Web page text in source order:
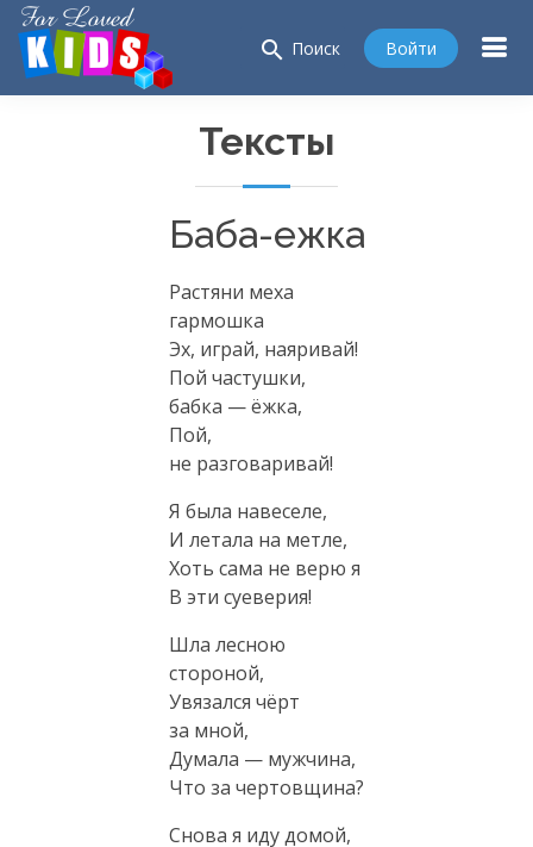
search Поиск Войти
Тексты
Баба-ежка
Растяни меха
гармошка
Эх, играй, наяривай!
Пой частушки,
бабка — ёжка,
Пой,
не разговаривай!
Я была навеселе,
И летала на метле,
Хоть сама не верю я
В эти суеверия!
Шла лесною
стороной,
Увязался чёрт
за мной,
Думала — мужчина,
Что за чертовщина?
Снова я иду домой,